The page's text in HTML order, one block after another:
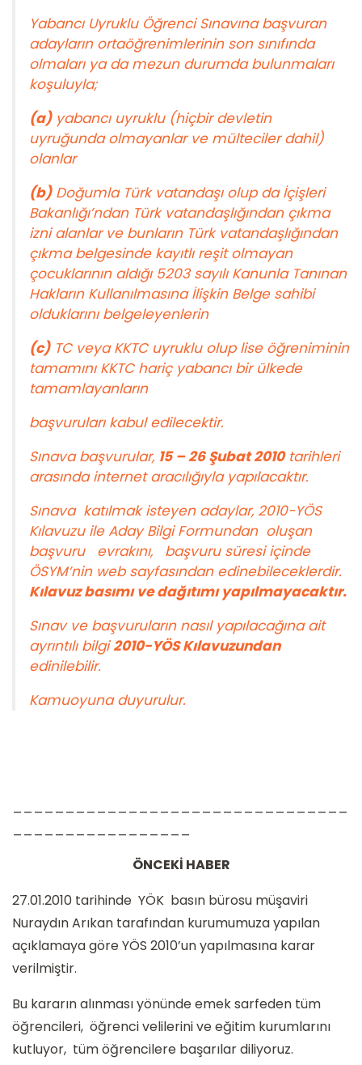
Yabancı Uyruklu Öğrenci Sınavına başvuran
adayların ortaöğrenimlerinin son sınıfında
olmaları ya da mezun durumda bulunmaları
koşuluyla;
(a)yabancı uyruklu (hiçbir devletin
uyruğunda olmayanlar ve mülteciler dahil)
olanlar
(b)Doğumla Türk vatandaşı olup da İçişleri
Bakanlığı’ndan Türk vatandaşlığından çıkma
izni alanlar ve bunların Türk vatandaşlığından
çıkma belgesinde kayıtlı reşit olmayan
çocuklarının aldığı 5203 sayılı Kanunla Tanınan
Hakların Kullanılmasına İlişkin Belge sahibi
olduklarını belgeleyenlerin
(c)TC veya KKTC uyruklu olup lise öğreniminin
tamamını KKTC hariç yabancı bir ülkede
tamamlayanların
başvuruları kabul edilecektir.
Sınava başvurular, 15 – 26 Şubat 2010tarihleri
arasında internet aracılığıyla yapılacaktır.
Sınava katılmak isteyen adaylar, 2010-YÖS
Kılavuzu ile Aday Bilgi Formundan oluşan
başvuru evrakını, başvuru süresi içinde
ÖSYM’nin web sayfasından edinebileceklerdir.
Kılavuz basımı ve dağıtımı yapılmayacaktır.
Sınav ve başvuruların nasıl yapılacağına ait
ayrıntılı bilgi2010-YÖS Kılavuzundan
edinilebilir.
Kamuoyuna duyurulur.
ÖNCEKİ HABER
27.01.2010 tarihinde YÖK basın bürosu müşaviri
Nuraydın Arıkan tarafından kurumumuza yapılan
açıklamaya göre YÖS 2010’un yapılmasına karar
verilmiştir.
Bu kararın alınması yönünde emek sarfeden tüm
öğrencileri, öğrenci velilerini ve eğitim kurumlarını
kutluyor, tüm öğrencilere başarılar diliyoruz.